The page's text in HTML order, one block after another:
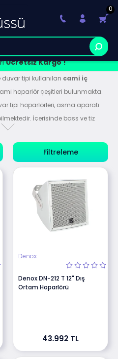
Ücretsiz Kargo !
0
tipi kullanılan cami iç
hoparlör çeşitleri bulunmakta.
tipi hoparlörleri, asma aparatı
İçerisinde bass ve tiz
sütun hoparlör olarak da
cami hoparlörü modelleri ve
bu kategori altında bulabilir,
üzerinden uzmanlarımıza
Filtreleme
Denox
Denox DN-212 T 12" Dış
Ortam Hoparlörü
43.992 TL